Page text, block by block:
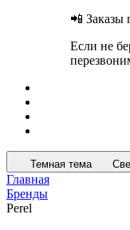
📲 Заказы
Если не
Темная тема
Главная
Бренды
Perel